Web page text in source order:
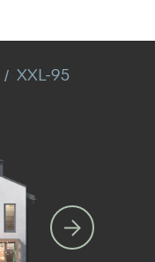
/ XXL-95